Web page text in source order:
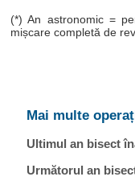
(*) An astronomic =
mișcare completă de
Mai multe
Ultimul an bisect
Următorul an